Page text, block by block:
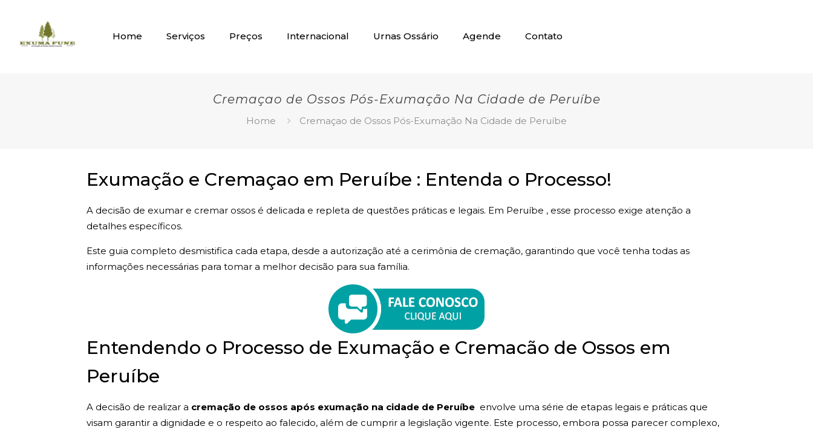
Home Serviços Preços Internacional Urnas Ossário Agende Contato
Cremaçao de Ossos Pós-Exumação Na Cidade de Peruíbe
Home Cremaçao de Ossos Pós-Exumação Na Cidade de Peruíbe
Exumação e Cremaçao em Peruíbe : Entenda o Processo!
A decisão de exumar e cremar ossos é delicada e repleta de questões práticas e legais. Em Peruíbe , esse processo exige atenção a
detalhes específicos.
Este guia completo desmistifica cada etapa, desde a autorização até a cerimônia de cremação, garantindo que você tenha todas as
informações necessárias para tomar a melhor decisão para sua família.
Entendendo o Processo de Exumação e Cremacão de Ossos em
Peruíbe
A decisão de realizar a cremação de ossos após exumação na cidade de Peruíbe envolve uma série de etapas legais e práticas que
visam garantir a dignidade e o respeito ao falecido, além de cumprir a legislação vigente. Este processo, embora possa parecer complexo,